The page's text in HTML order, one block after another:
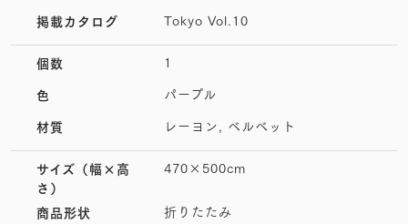
掲載カタログ Tokyo Vol.10
個数 1
色 パープル
材質 レーヨン, ベルベット
サイズ （幅×高
さ）
470×500cm
商品形状 折りたたみ